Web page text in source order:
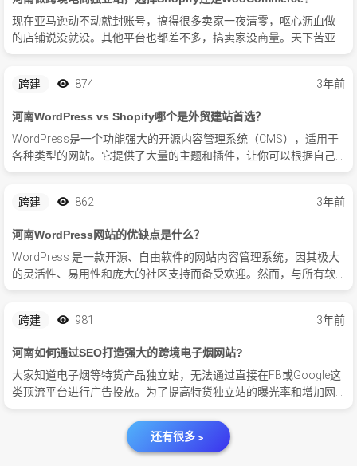
现在亚马逊动不动就封账号，搞得很多卖家一夜清零，呕心沥血做
的店铺说没就没。其他平台也都差不多，搞卖家没商量。天下苦亚
马逊久矣，很多卖家都想转做独立站，实际上独立站也没那么好做
在自己掌...
跨建 874 3年前
河南WordPress vs Shopify哪个是外贸建站首选？
WordPress是一个功能强大的开源内容管理系统（CMS），适用于
各种类型的网站。它提供了大量的主题和插件，让你可以根据自己
的需求自定义网站的外观和功能。
跨建 862 3年前
河南WordPress网站的优缺点是什么？
WordPress 是一款开源、自由软件的网站内容管理系统，因其极大
的灵活性、易用性和庞大的社区支持而备受欢迎。然而，与所有软
件相似，它也有其优点和缺点。
跨建 981 3年前
河南如何通过SEO打造强大的跨境电子烟网站?
大家知道电子烟等特货产品独立站，无法通过直接在FB或Google这
类顶流平台进行广告投放。为了提高特货独立站的曝光率和增加网
站流量，SEO优化是必不可少的一环。
还有很多﹥